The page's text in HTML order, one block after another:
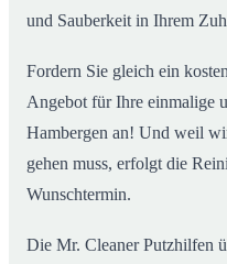
und Sauberkeit in Ihrem
Fordern Sie gleich ein
Angebot für Ihre einmalige
Hambergen an! Und weil
gehen muss, erfolgt die
Wunschtermin.
Die Mr. Cleaner Putzhilfen